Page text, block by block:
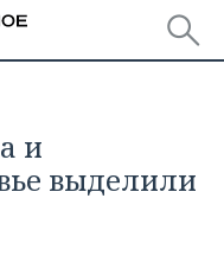
и
выделили